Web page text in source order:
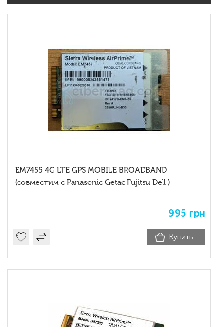
EM7455 4G LTE GPS MOBILE BROADBAND
(совместим с Panasonic Getac Fujitsu Dell )
995 грн
Купить